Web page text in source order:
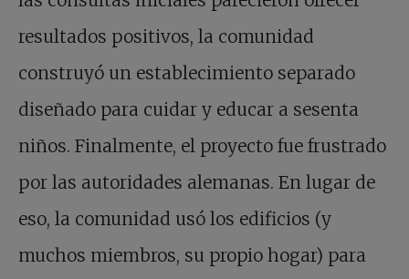
resultados positivos, la comunidad
construyó un establecimiento separado
diseñado para cuidar y educar a sesenta
niños. Finalmente, el proyecto fue frustrado
por las autoridades alemanas. En lugar de
eso, la comunidad usó los edificios (y
muchos miembros, su propio hogar) para